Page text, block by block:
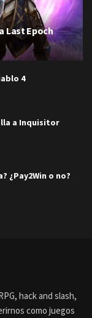
Last Epoch
4
a Inquisitor
¿Pay2Win o no?
hack and slash,
como juegos